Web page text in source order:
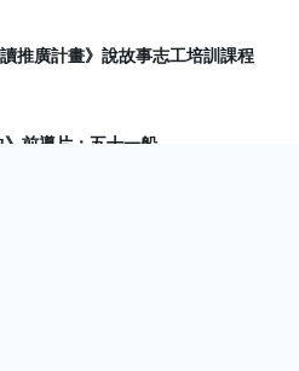
推廣計畫》說故事志工培訓課程
》前導片：五十一船